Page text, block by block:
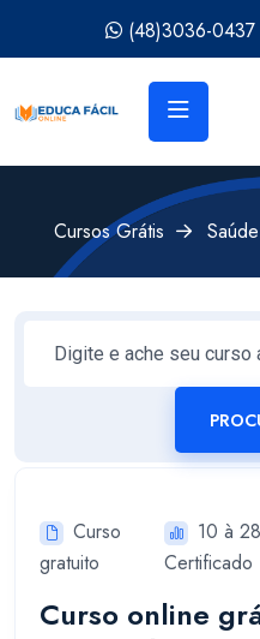
(48)3036-0437
Cursos Grátis
Curso
gratuito
10 à
Certificado
Curso online